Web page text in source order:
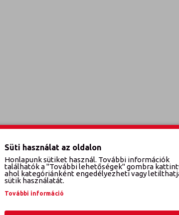
Süti használat az oldalon
Honlapunk sütiket használ. További információk
találhatók a "További lehetőségek" gombra
ahol kategóriánként engedélyezheti vagy
sütik használatát.
További információ